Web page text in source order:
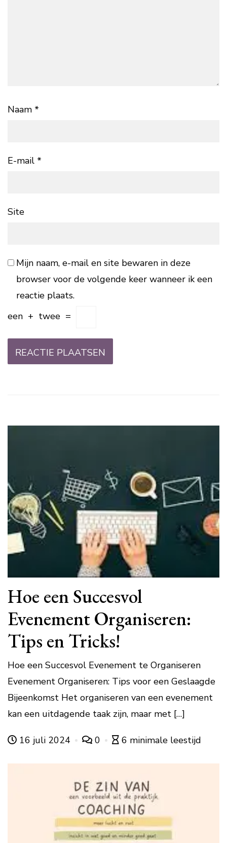
Naam *
E-mail *
Site
Mijn naam, e-mail en site bewaren in deze
browser voor de volgende keer wanneer ik een
reactie plaats.
een + twee =
Hoe een Succesvol
Evenement Organiseren:
Tips en Tricks!
Hoe een Succesvol Evenement te Organiseren
Evenement Organiseren: Tips voor een Geslaagde
Bijeenkomst Het organiseren van een evenement
kan een uitdagende taak zijn, maar met […]
16 juli 2024 0 6 minimale leestijd